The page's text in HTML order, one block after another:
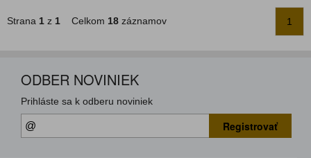
Strana 1 z 1 Celkom 18 záznamov 1
ODBER NOVINIEK
Prihláste sa k odberu noviniek
Registrovať